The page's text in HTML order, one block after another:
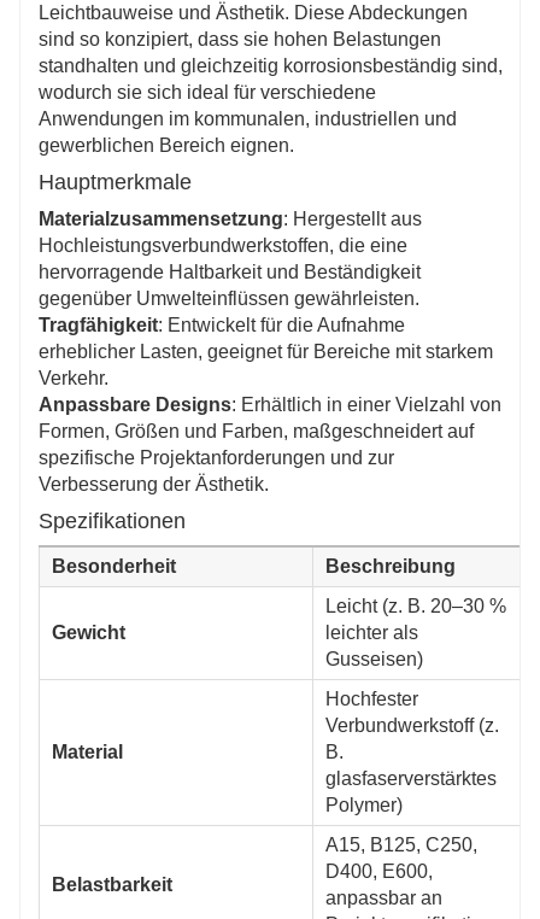
Leichtbauweise und Ästhetik. Diese Abdeckungen
sind so konzipiert, dass sie hohen Belastungen
standhalten und gleichzeitig korrosionsbeständig sind,
wodurch sie sich ideal für verschiedene
Anwendungen im kommunalen, industriellen und
gewerblichen Bereich eignen.
Hauptmerkmale
Materialzusammensetzung: Hergestellt aus
Hochleistungsverbundwerkstoffen, die eine
hervorragende Haltbarkeit und Beständigkeit
gegenüber Umwelteinflüssen gewährleisten.
Tragfähigkeit: Entwickelt für die Aufnahme
erheblicher Lasten, geeignet für Bereiche mit starkem
Verkehr.
Anpassbare Designs: Erhältlich in einer Vielzahl von
Formen, Größen und Farben, maßgeschneidert auf
spezifische Projektanforderungen und zur
Verbesserung der Ästhetik.
Spezifikationen
Besonderheit Beschreibung
Gewicht
Leicht (z. B. 20–30 %
leichter als
Gusseisen)
Material
Hochfester
Verbundwerkstoff (z.
B.
glasfaserverstärktes
Polymer)
Belastbarkeit
A15, B125, C250,
D400, E600,
anpassbar an